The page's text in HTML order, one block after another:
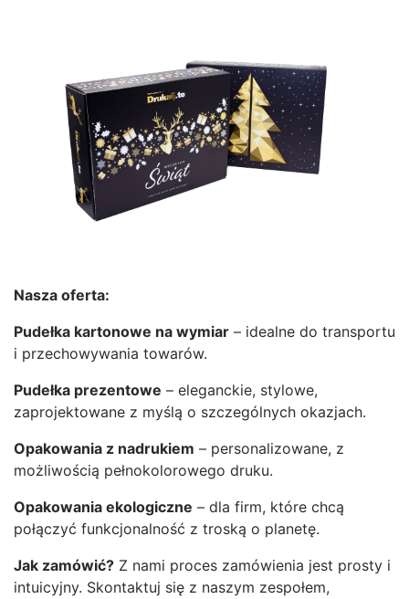
Nasza oferta:
Pudełka kartonowe na wymiar – idealne do transportu
i przechowywania towarów.
Pudełka prezentowe – eleganckie, stylowe,
zaprojektowane z myślą o szczególnych okazjach.
Opakowania z nadrukiem – personalizowane, z
możliwością pełnokolorowego druku.
Opakowania ekologiczne – dla firm, które chcą
połączyć funkcjonalność z troską o planetę.
Jak zamówić? Z nami proces zamówienia jest prosty i
intuicyjny. Skontaktuj się z naszym zespołem,